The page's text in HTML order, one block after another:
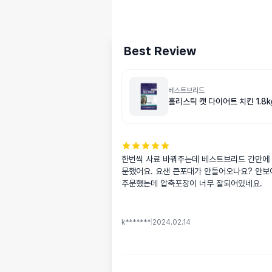
Best Review
베스트브리드
홀리스틱 캣 다이어트 치킨
한번씩 사료 바꿔주는데 베스트브리드 간만
문했어요. 요샌 큰포대가 안들어오나요? 안보
주문했는데 압축포장이 너무 잘되어있네요.
k******* 2024.02.14